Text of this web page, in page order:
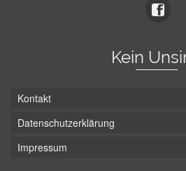
Kein
Kontakt
Datenschutzerklärung
Impressum